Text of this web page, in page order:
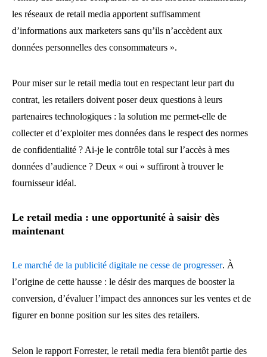
les réseaux de retail media apportent suffisamment
d’informations aux marketers sans qu’ils n’accèdent aux
données personnelles des consommateurs ».
Pour miser sur le retail media tout en respectant leur part du
contrat, les retailers doivent poser deux questions à leurs
partenaires technologiques : la solution me permet-elle de
collecter et d’exploiter mes données dans le respect des normes
de confidentialité ? Ai-je le contrôle total sur l’accès à mes
données d’audience ? Deux « oui » suffiront à trouver le
fournisseur idéal.
Le retail media : une opportunité à saisir dès
maintenant
Le marché de la publicité digitale ne cesse de progresser. À
l’origine de cette hausse : le désir des marques de booster la
conversion, d’évaluer l’impact des annonces sur les ventes et de
figurer en bonne position sur les sites des retailers.
Selon le rapport Forrester, le retail media fera bientôt partie des